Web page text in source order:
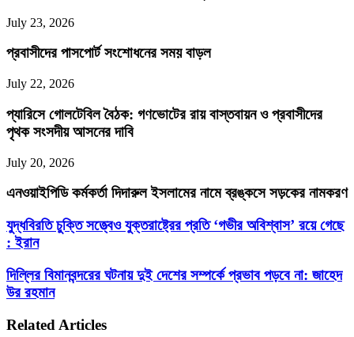
July 23, 2026
প্রবাসীদের পাসপোর্ট সংশোধনের সময় বাড়ল
July 22, 2026
প্যারিসে গোলটেবিল বৈঠক: গণভোটের রায় বাস্তবায়ন ও প্রবাসীদের
পৃথক সংসদীয় আসনের দাবি
July 20, 2026
এনওয়াইপিডি কর্মকর্তা দিদারুল ইসলামের নামে ব্রঙ্কসে সড়কের নামকরণ
যুদ্ধবিরতি
চুক্তি
সত্ত্বেও
যুক্তরাষ্ট্রের
প্রতি
‘গভীর
রয়ে
যুদ্ধবিরতি চুক্তি সত্ত্বেও যুক্তরাষ্ট্রের প্রতি ‘গভীর অবিশ্বাস’ রয়ে গেছে
: ইরান
দিল্লির
বিমানবন্দরের
ঘটনায়
দেশের
দিল্লির বিমানবন্দরের ঘটনায় দুই দেশের সম্পর্কে প্রভাব পড়বে না: জাহেদ
উর রহমান
Related Articles